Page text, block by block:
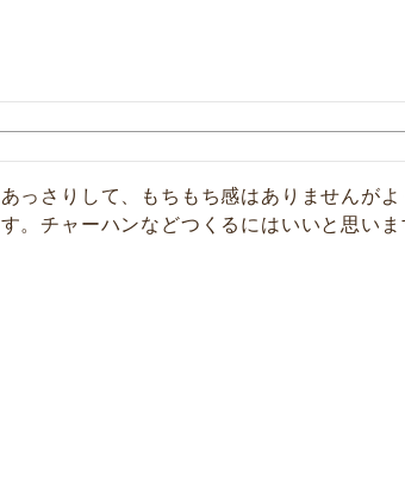
あっさりして、もちもち感はありませんが
す。チャーハンなどつくるにはいいと思いま